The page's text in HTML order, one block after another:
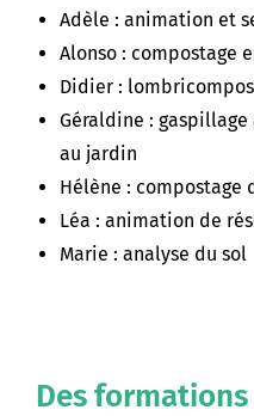
Adèle : animation et
Alonso : compostage
Didier :
Géraldine :
au jardin
Hélène : compostage
Léa : animation de
Marie : analyse du sol
Des